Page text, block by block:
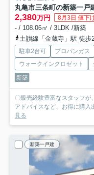
丸亀市三条町の新築一戸
2,380万円 8月3日 値下
- / 108.06㎡ / 3LDK /新築
土讃線「金蔵寺」駅 徒歩
駐車2台可 プロパンガス
ウォークインクロゼット
新築
〇販売経験豊富なスタッフ
アドバイスなど、お得に購入
見る
新築一戸建